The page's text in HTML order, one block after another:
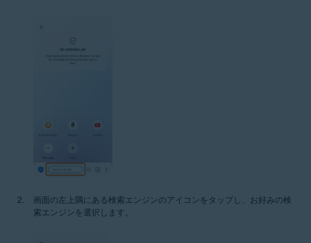
画面の左上隅にある検索エンジンのアイコンをタップし、お好みの検
索エンジンを選択します。